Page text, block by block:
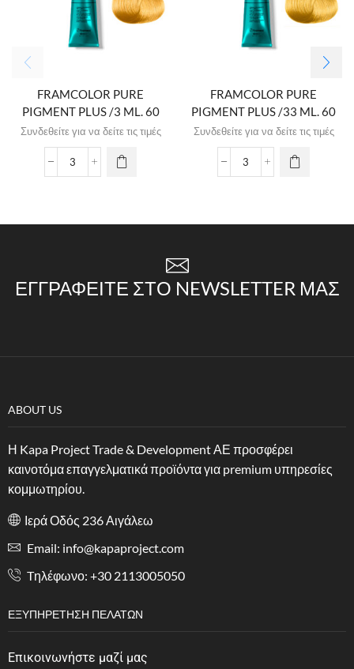
FRAMCOLOR PURE
PIGMENT PLUS /3 ML. 60
Συνδεθείτε για να δείτε τις τιμές
FRAMCOLOR PURE
PIGMENT PLUS /33 ML. 60
Συνδεθείτε για να δείτε τις τιμές
ΕΓΓΡΑΦΕΊΤΕ ΣΤΟ NEWSLETTER ΜΑΣ
ABOUT US
Η Kapa Project Trade & Development ΑΕ προσφέρει
καινοτόμα επαγγελματικά προϊόντα για premium υπηρεσίες
κομμωτηρίου.
Ιερά Οδός 236 Αιγάλεω
Email: info@kapaproject.com
Tηλέφωνο: +30 2113005050
ΕΞΥΠΗΡΈΤΗΣΗ ΠΕΛΑΤΏΝ
Επικοινωνήστε μαζί μας